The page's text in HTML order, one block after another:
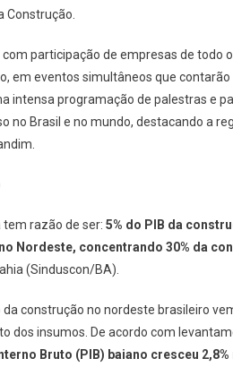
Construção.
participação de empresas de todo
em eventos simultâneos que
intensa programação de palestras e
no Brasil e no mundo, destacando a
razão de ser: 5% do PIB da
Nordeste, concentrando 30% da
(Sinduscon/BA).
construção no nordeste brasileiro
dos insumos. De acordo com
Bruto (PIB) baiano cresceu